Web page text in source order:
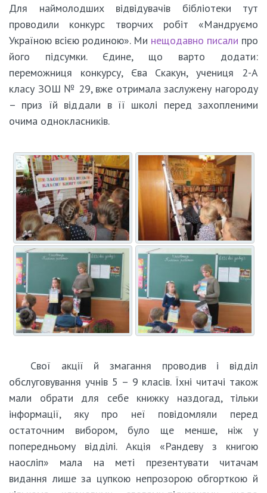
Для наймолодших відвідувачів бібліотеки тут
проводили конкурс творчих робіт «Мандруємо
Україною всією родиною». Ми нещодавно писали про
його підсумки. Єдине, що варто додати:
переможниця конкурсу, Єва Скакун, учениця 2-А
класу ЗОШ № 29, вже отримала заслужену нагороду
– приз їй віддали в її школі перед захопленими
очима однокласників.
Свої акції й змагання проводив і відділ
обслуговування учнів 5 – 9 класів. Їхні читачі також
мали обрати для себе книжку наздогад, тільки
інформації, яку про неї повідомляли перед
остаточним вибором, було ще менше, ніж у
попередньому відділі. Акція «Рандеву з книгою
наосліп» мала на меті презентувати читачам
видання лише за цупкою непрозорою обгорткою й